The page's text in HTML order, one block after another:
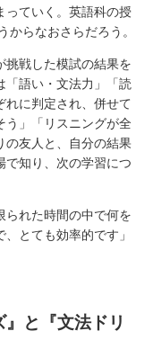
っていく。英語科の授
らなおさらだろう。
戦した模試の結果を
「語い・文法力」「読
れに判定され、併せて
う」「リスニングが全
の友人と、自分の結果
で知り、次の学習につ
れた時間の中で何を
とても効率的です」
と『文法ドリ